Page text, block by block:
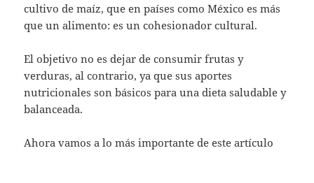
cultivo de maíz, que en países como México es más
que un alimento: es un cohesionador cultural.
El objetivo no es dejar de consumir frutas y
verduras, al contrario, ya que sus aportes
nutricionales son básicos para una dieta saludable y
balanceada.
Ahora vamos a lo más importante de este artículo